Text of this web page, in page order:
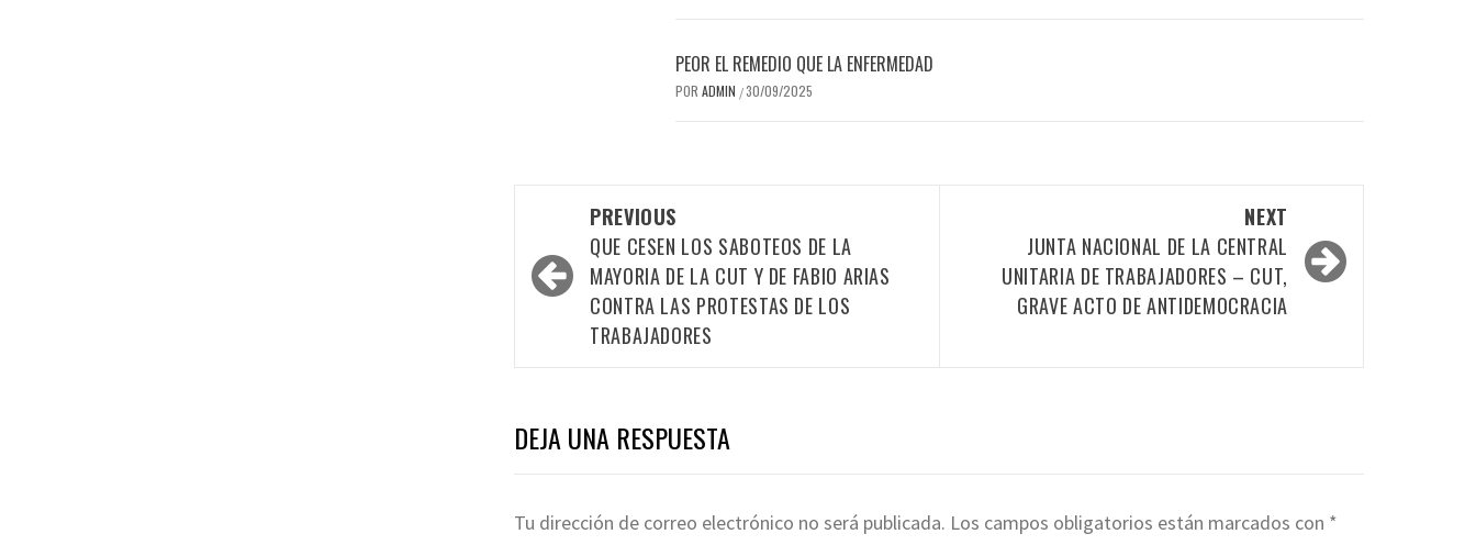
PEOR EL REMEDIO QUE LA ENFERMEDAD
POR ADMIN /30/09/2025
navigation
PREVIOUS
QUE CESEN LOS SABOTEOS DE LA
MAYORIA DE LA CUT Y DE FABIO ARIAS
CONTRA LAS PROTESTAS DE LOS
TRABAJADORES
NEXT
JUNTA NACIONAL DE LA CENTRAL
UNITARIA DE TRABAJADORES – CUT,
GRAVE ACTO DE ANTIDEMOCRACIA
DEJA UNA RESPUESTA
Tu dirección de correo electrónico no será publicada. Los campos obligatorios están marcados con *